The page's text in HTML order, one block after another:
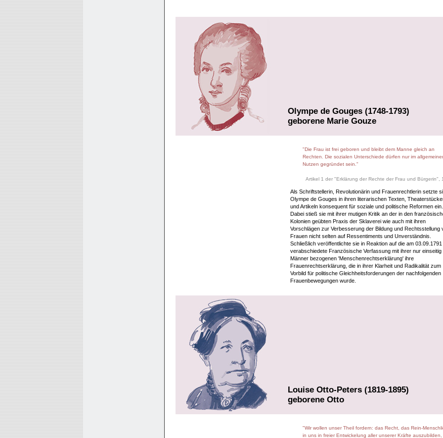
Olympe de Gouges (1748-1793)
geborene Marie Gouze
"Die Frau ist frei geboren und bleibt dem Manne gleich an
Rechten. Die sozialen Unterschiede dürfen nur im
Nutzen gegründet sein."
Artikel 1 der "Erklärung der Rechte der Frau und Bürgerin",
Als Schriftstellerin, Revolutionärin und Frauenrechtlerin setzte
Olympe de Gouges in ihren literarischen Texten,
und Artikeln konsequent für soziale und politische Reformen ein.
Dabei stieß sie mit ihrer mutigen Kritik an der in den
Kolonien geübten Praxis der Sklaverei wie auch mit ihren
Vorschlägen zur Verbesserung der Bildung und Rechtsstellung
Frauen nicht selten auf Ressentiments und Unverständnis.
Schließlich veröffentlichte sie in Reaktion auf die am 03.09.1791
verabschiedete Französische Verfassung mit ihrer nur einseitig
Männer bezogenen 'Menschenrechtserklärung' ihre
Frauenrechtserklärung, die in ihrer Klarheit und Radikalität zum
Vorbild für politische Gleichheitsforderungen der nachfolgenden
Frauenbewegungen wurde.
Louise Otto-Peters (1819-1895)
geborene Otto
"Wir wollen unser Theil fordern: das Recht, das Rein-
in uns in freier Entwickelung aller unserer Kräfte auszubilden,